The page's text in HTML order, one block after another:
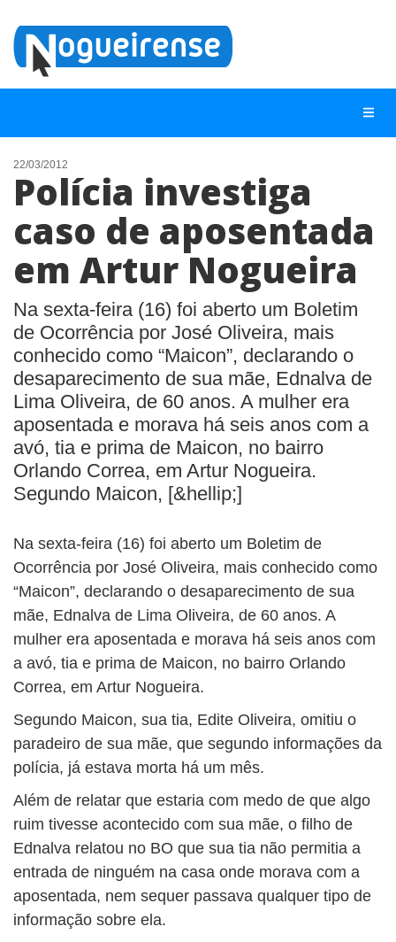
NOTÍCIAS
LISTA DIGITAL
TELEFONES ÚTEIS
CONTATO
ANUNCIE
BUSCAR
22/03/2012
Polícia investiga
caso de aposentada
em Artur Nogueira
Na sexta-feira (16) foi aberto um Boletim
de Ocorrência por José Oliveira, mais
conhecido como “Maicon”, declarando o
desaparecimento de sua mãe, Ednalva de
Lima Oliveira, de 60 anos. A mulher era
aposentada e morava há seis anos com a
avó, tia e prima de Maicon, no bairro
Orlando Correa, em Artur Nogueira.
Segundo Maicon, [&hellip;]
Na sexta-feira (16) foi aberto um Boletim de
Ocorrência por José Oliveira, mais conhecido como
“Maicon”, declarando o desaparecimento de sua
mãe, Ednalva de Lima Oliveira, de 60 anos. A
mulher era aposentada e morava há seis anos com
a avó, tia e prima de Maicon, no bairro Orlando
Correa, em Artur Nogueira.
Segundo Maicon, sua tia, Edite Oliveira, omitiu o
paradeiro de sua mãe, que segundo informações da
polícia, já estava morta há um mês.
Além de relatar que estaria com medo de que algo
ruim tivesse acontecido com sua mãe, o filho de
Ednalva relatou no BO que sua tia não permitia a
entrada de ninguém na casa onde morava com a
aposentada, nem sequer passava qualquer tipo de
informação sobre ela.